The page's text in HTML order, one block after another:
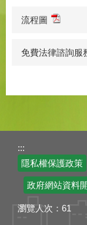
流程圖
免費法律諮詢服
:::
隱私權保護政策
政府網站資料
瀏覽人次： 61